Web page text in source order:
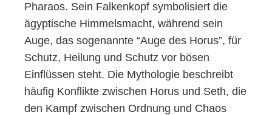
Pharaos. Sein Falkenkopf symbolisiert die
ägyptische Himmelsmacht, während sein
Auge, das sogenannte “Auge des Horus”, für
Schutz, Heilung und Schutz vor bösen
Einflüssen steht. Die Mythologie beschreibt
häufig Konflikte zwischen Horus und Seth, die
den Kampf zwischen Ordnung und Chaos